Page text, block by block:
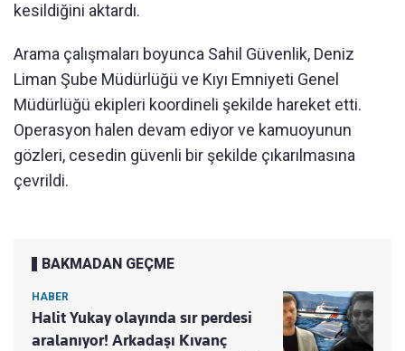
kesildiğini aktardı.
Arama çalışmaları boyunca Sahil Güvenlik, Deniz
Liman Şube Müdürlüğü ve Kıyı Emniyeti Genel
Müdürlüğü ekipleri koordineli şekilde hareket etti.
Operasyon halen devam ediyor ve kamuoyunun
gözleri, cesedin güvenli bir şekilde çıkarılmasına
çevrildi.
BAKMADAN GEÇME
HABER
Halit Yukay olayında sır perdesi
aralanıyor! Arkadaşı Kıvanç